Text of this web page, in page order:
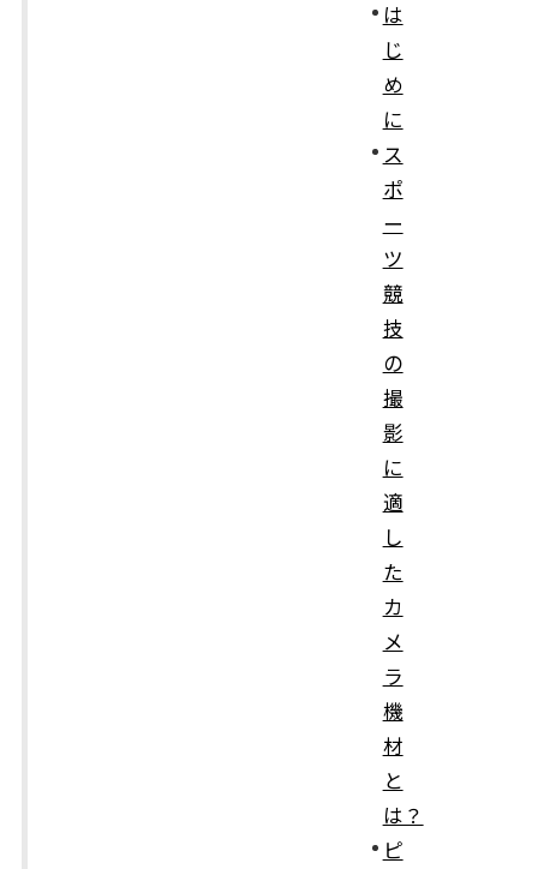
は
じ
め
に
ス
ポ
ー
ツ
競
技
の
撮
影
に
適
し
た
カ
メ
ラ
機
材
と
は？
ピ